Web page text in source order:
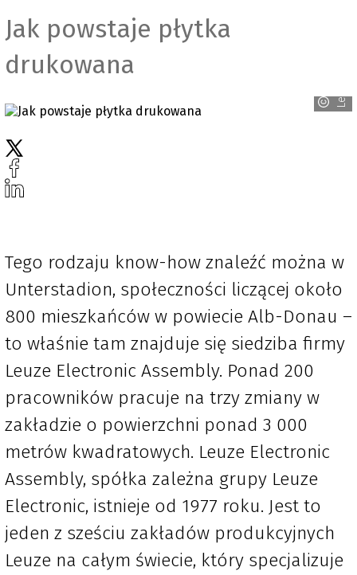
Jak powstaje płytka
drukowana
Leuze
Tego rodzaju know-how znaleźć można w
Unterstadion, społeczności liczącej około
800 mieszkańców w powiecie Alb-Donau –
to właśnie tam znajduje się siedziba firmy
Leuze Electronic Assembly. Ponad 200
pracowników pracuje na trzy zmiany w
zakładzie o powierzchni ponad 3 000
metrów kwadratowych. Leuze Electronic
Assembly, spółka zależna grupy Leuze
Electronic, istnieje od 1977 roku. Jest to
jeden z sześciu zakładów produkcyjnych
Leuze na całym świecie, który specjalizuje